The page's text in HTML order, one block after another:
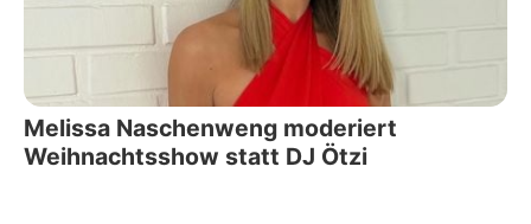
Melissa Naschenweng moderiert
Weihnachtsshow statt DJ Ötzi